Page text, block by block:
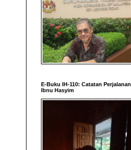
E-Buku IH-110: Catatan Perjalanan
Ibnu Hasyim